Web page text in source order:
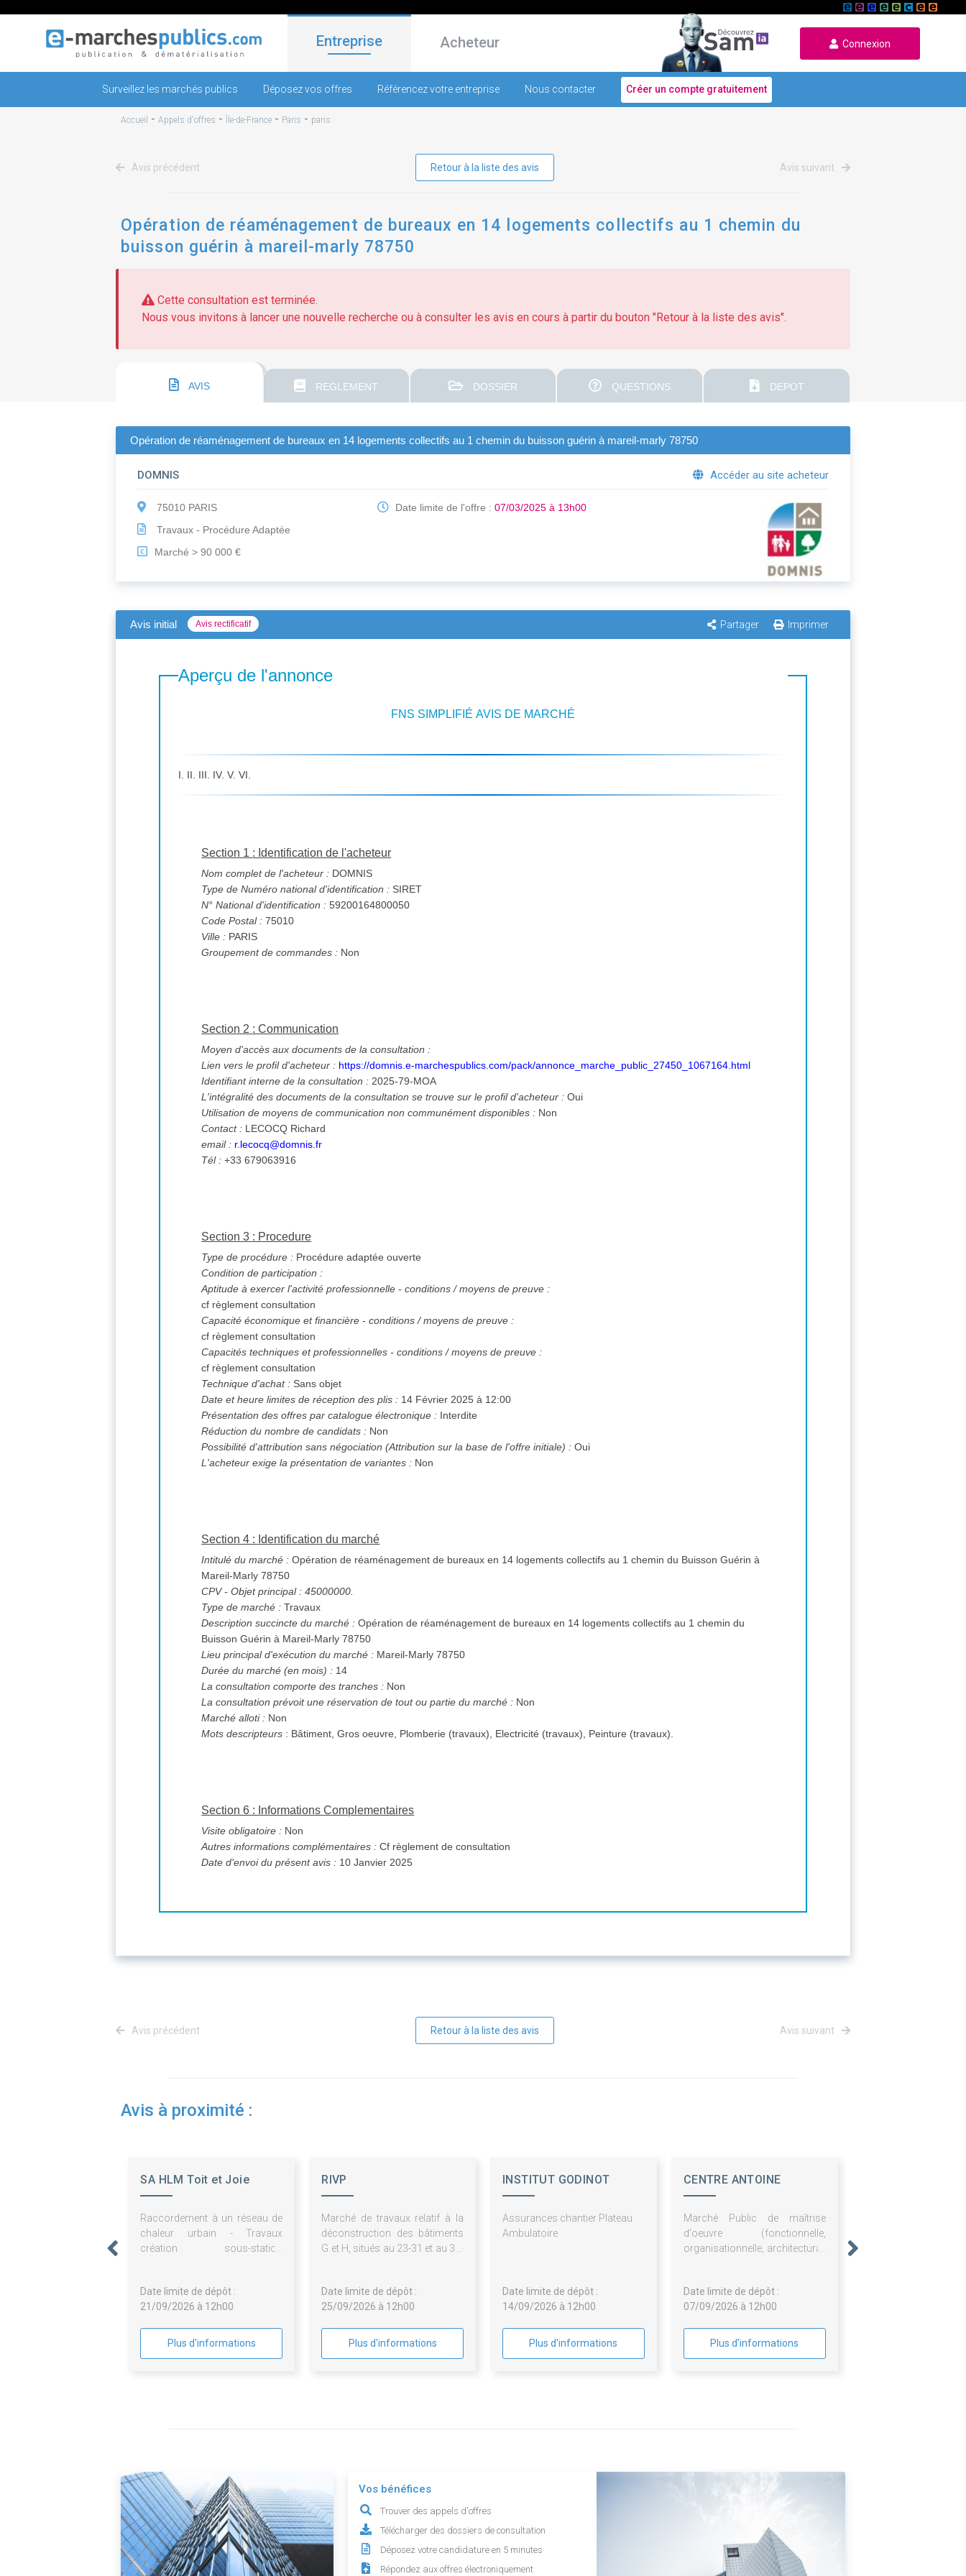
Entreprise Acheteur Connexion
Surveillez les marchés publics Déposez vos offres Référencez votre entreprise Nous contacter Créer un compte gratuitement
Accueil - Appels d'offres - Île-de-France - Paris - paris
Avis précédent Retour à la liste des avis Avis suivant
Opération de réaménagement de bureaux en 14 logements collectifs au 1 chemin du
buisson guérin à mareil-marly 78750
Cette consultation est terminée.
Nous vous invitons à lancer une nouvelle recherche ou à consulter les avis en cours à partir du bouton "Retour à la liste des avis".
AVIS REGLEMENT DOSSIER QUESTIONS DEPOT
Opération de réaménagement de bureaux en 14 logements collectifs au 1 chemin du buisson guérin à mareil-marly 78750
DOMNIS Accéder au site acheteur
75010 PARIS
Travaux - Procédure Adaptée
€ Marché > 90 000 €
Date limite de l'offre :07/03/2025 à 13h00
Avis initial Avis rectificatif Partager Imprimer
Aperçu de l'annonce
FNS SIMPLIFIÉ AVIS DE MARCHÉ
I. II. III. IV. V. VI.
Section 1 : Identification de l'acheteur
Nom complet de l'acheteur : DOMNIS
Type de Numéro national d'identification : SIRET
N° National d'identification : 59200164800050
Code Postal : 75010
Ville : PARIS
Groupement de commandes : Non
Section 2 : Communication
Moyen d'accès aux documents de la consultation :
Lien vers le profil d'acheteur : https://domnis.e-marchespublics.com/pack/annonce_marche_public_27450_1067164.html
Identifiant interne de la consultation : 2025-79-MOA
L'intégralité des documents de la consultation se trouve sur le profil d'acheteur : Oui
Utilisation de moyens de communication non communément disponibles : Non
Contact : LECOCQ Richard
email : r.lecocq@domnis.fr
Tél : +33 679063916
Section 3 : Procedure
Type de procédure : Procédure adaptée ouverte
Condition de participation :
Aptitude à exercer l'activité professionnelle - conditions / moyens de preuve :
cf règlement consultation
Capacité économique et financière - conditions / moyens de preuve :
cf règlement consultation
Capacités techniques et professionnelles - conditions / moyens de preuve :
cf règlement consultation
Technique d'achat : Sans objet
Date et heure limites de réception des plis : 14 Février 2025 à 12:00
Présentation des offres par catalogue électronique : Interdite
Réduction du nombre de candidats : Non
Possibilité d'attribution sans négociation (Attribution sur la base de l'offre initiale) : Oui
L'acheteur exige la présentation de variantes : Non
Section 4 : Identification du marché
Intitulé du marché : Opération de réaménagement de bureaux en 14 logements collectifs au 1 chemin du Buisson Guérin à
Mareil-Marly 78750
CPV- Objet principal : 45000000.
Type de marché : Travaux
Description succincte du marché : Opération de réaménagement de bureaux en 14 logements collectifs au 1 chemin du
Buisson Guérin à Mareil-Marly 78750
Lieu principal d'exécution du marché : Mareil-Marly 78750
Durée du marché (en mois) : 14
La consultation comporte des tranches : Non
La consultation prévoit une réservation de tout ou partie du marché : Non
Marché alloti : Non
Mots descripteurs : Bâtiment, Gros oeuvre, Plomberie (travaux), Electricité (travaux), Peinture (travaux).
Section 6 : Informations Complementaires
Visite obligatoire : Non
Autres informations complémentaires : Cf règlement de consultation
Date d'envoi du présent avis : 10 Janvier 2025
Avis précédent Retour à la liste des avis Avis suivant
Avis à proximité :
SA HLM Toit et Joie
Raccordement à un réseau de
chaleur urbain - Travaux
création sous-station
Date limite de dépôt :
21/09/2026 à 12h00
Plus d'informations
RIVP
Marché de travaux relatif à la
déconstruction des bâtiments
G et H, situés au 23-31 et au 33-
Duvernois, à Paris 20ème
Date limite de dépôt :
25/09/2026 à 12h00
Plus d'informations
INSTITUT GODINOT
Assurances chantier Plateau
Ambulatoire
Date limite de dépôt :
14/09/2026 à 12h00
Plus d'informations
CENTRE ANTOINE
Marché Public de maîtrise
d'oeuvre (fonctionnelle,
organisationnelle, architectural,
cuisines
Date limite de dépôt :
07/09/2026 à 12h00
Plus d'informations
Vos bénéfices
Trouver des appels d'offres
Télécharger des dossiers de consultation
Déposez votre candidature en 5 minutes
Répondez aux offres électroniquement